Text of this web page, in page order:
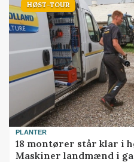
HØST-TOUR
PLANTER
18 montører står klar i
Maskiner landmænd i